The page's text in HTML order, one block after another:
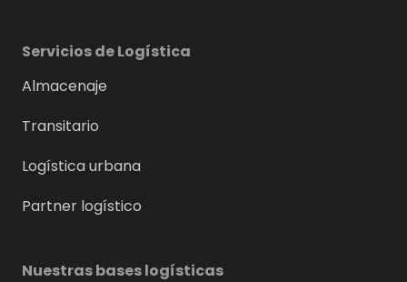
Servicios de Logística
Almacenaje
Transitario
Logística urbana
Partner logístico
Nuestras bases logísticas